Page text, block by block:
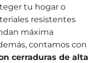
tu hogar o
resistentes
máxima
contamos con
cerraduras de alta